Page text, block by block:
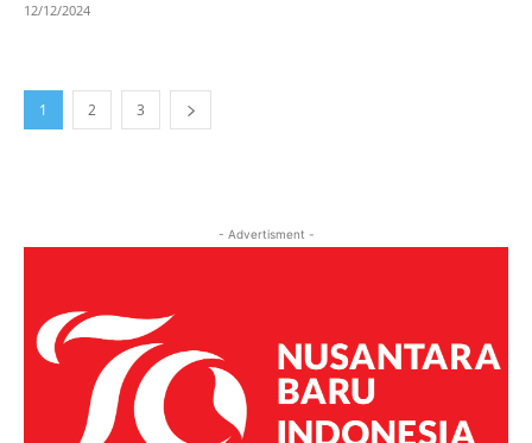
12/12/2024
1 2 3
- Advertisment -